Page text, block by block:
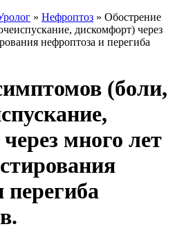
» Нефроптоз » Обострение
дискомфорт) через
нефроптоза и перегиба
(боли,
много лет
перегиба